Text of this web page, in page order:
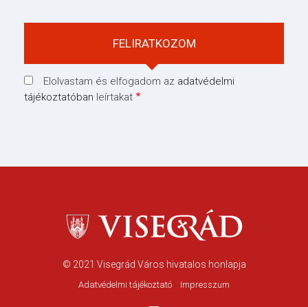
Elolvastam és elfogadom az adatvédelmi
tájékoztatóban leírtakat
© 2021 Visegrád Város hivatalos honlapja
Adatvédelmi tájékoztató Impresszum